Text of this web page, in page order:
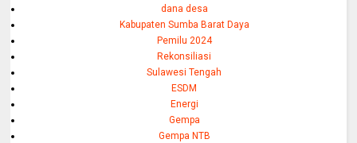
dana desa
Kabupaten Sumba Barat Daya
Pemilu 2024
Rekonsiliasi
Sulawesi Tengah
ESDM
Energi
Gempa
Gempa NTB